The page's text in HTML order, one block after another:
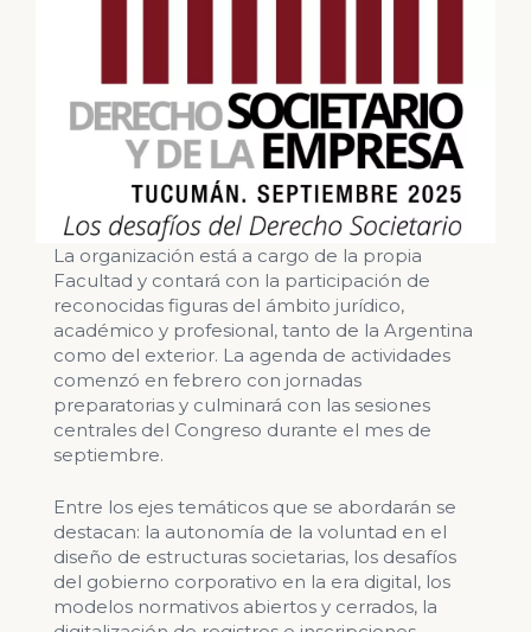
La organización está a cargo de la propia
Facultad y contará con la participación de
reconocidas figuras del ámbito jurídico,
académico y profesional, tanto de la Argentina
como del exterior. La agenda de actividades
comenzó en febrero con jornadas
preparatorias y culminará con las sesiones
centrales del Congreso durante el mes de
septiembre.
Entre los ejes temáticos que se abordarán se
destacan: la autonomía de la voluntad en el
diseño de estructuras societarias, los desafíos
del gobierno corporativo en la era digital, los
modelos normativos abiertos y cerrados, la